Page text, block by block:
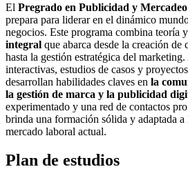
El Pregrado en Publicidad y
prepara para liderar en el dinámico
negocios. Este programa combina teoría
integral que abarca desde la creación de
hasta la gestión estratégica del marketing.
interactivas, estudios de casos y
desarrollan habilidades claves en la
la gestión de marca y la publicidad
experimentado y una red de contactos
brinda una formación sólida y adaptada a
mercado laboral actual.
Plan de estudios